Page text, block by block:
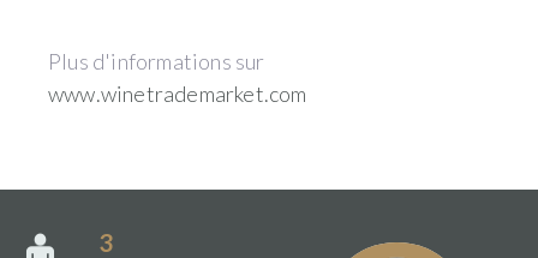
Plus d'informations sur
www.winetrademarket.com
3